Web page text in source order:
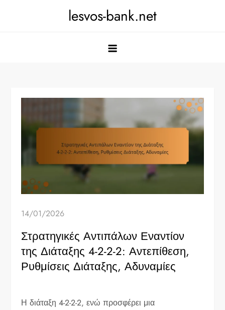
lesvos-bank.net
14/01/2026
Στρατηγικές Αντιπάλων Εναντίον
της Διάταξης 4-2-2-2: Αντεπίθεση,
Ρυθμίσεις Διάταξης, Αδυναμίες
Η διάταξη 4-2-2-2, ενώ προσφέρει μια